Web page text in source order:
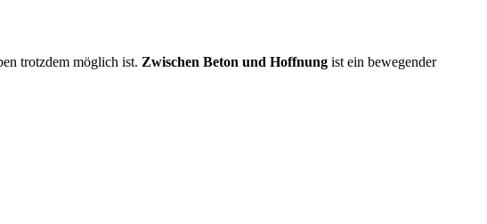
trotzdem möglich ist. Zwischen Beton und Hoffnung ist ein bewegender